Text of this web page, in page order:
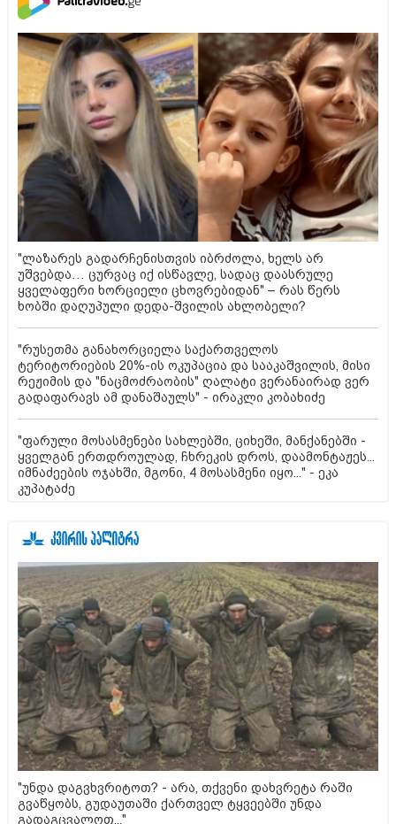
"ლაზარეს გადარჩენისთვის იბრძოლა, ხელს არ
უშვებდა… ცურვაც იქ ისწავლე, სადაც დაასრულე
ყველაფერი ხორციელი ცხოვრებიდან" – რას წერს
ხობში დაღუპული დედა-შვილის ახლობელი?
"რუსეთმა განახორციელა საქართველოს
ტერიტორიების 20%-ის ოკუპაცია და სააკაშვილის, მისი
რეჟიმის და "ნაცმოძრაობის" ღალატი ვერანაირად ვერ
გადაფარავს ამ დანაშაულს" - ირაკლი კობახიძე
"ფარული მოსასმენები სახლებში, ციხეში, მანქანებში -
ყველგან ერთდროულად, ჩხრეკის დროს, დაამონტაჟეს...
იმნაძეების ოჯახში, მგონი, 4 მოსასმენი იყო..." - ეკა
კუპატაძე
"უნდა დაგვხვრიტოთ? - არა, თქვენი დახვრეტა რაში
გვაწყობს, გუდაუთაში ქართველ ტყვეებში უნდა
გადაგცვალოთ..."